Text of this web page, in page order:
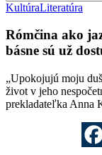
KultúraLiteratúra
Rómčina ako
básne sú už
„Upokojujú moju
život v jeho
prekladateľka Anna